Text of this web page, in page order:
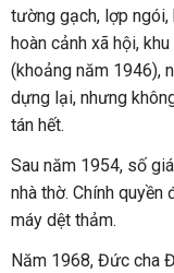
tường gạch, lợp
hoàn cảnh xã hội,
(khoảng năm 1946),
dựng lại, nhưng
tán hết.
Sau năm 1954, số
nhà thờ. Chính
máy dệt thảm.
Năm 1968, Đức cha